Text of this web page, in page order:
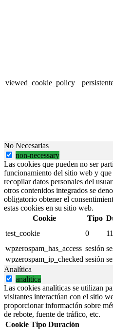
viewed_cookie_policy
No Necesarias
non-necessary
Las cookies que pueden no ser
funcionamiento del sitio web y
recopilar datos personales del
otros contenidos integrados se
obligatorio obtener el
estas cookies en su sitio web.
Cookie
Tipo
test_cookie
0
wpzerospam_has_access sesión
wpzerospam_ip_checked sesión
Analítica
analitica
Las cookies analíticas se utilizan
visitantes interactúan con el sitio
proporcionar información sobre
de rebote, fuente de tráfico, etc.
Cookie Tipo Duración